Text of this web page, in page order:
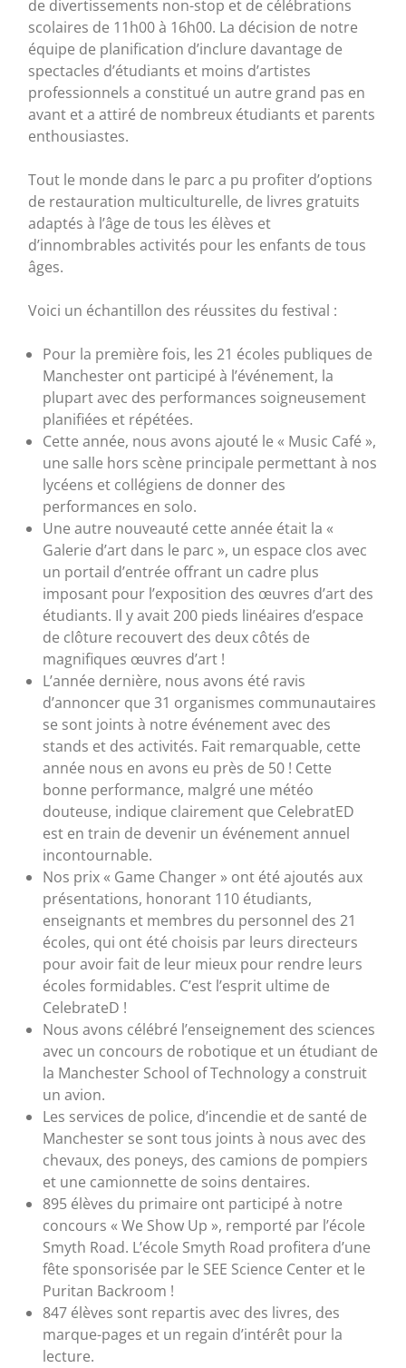
de divertissements non-stop et de célébrations
scolaires de 11h00 à 16h00. La décision de notre
équipe de planification d’inclure davantage de
spectacles d’étudiants et moins d’artistes
professionnels a constitué un autre grand pas en
avant et a attiré de nombreux étudiants et parents
enthousiastes.
Tout le monde dans le parc a pu profiter d’options
de restauration multiculturelle, de livres gratuits
adaptés à l’âge de tous les élèves et
d’innombrables activités pour les enfants de tous
âges.
Voici un échantillon des réussites du festival :
Pour la première fois, les 21 écoles publiques de
Manchester ont participé à l’événement, la
plupart avec des performances soigneusement
planifiées et répétées.
Cette année, nous avons ajouté le « Music Café »,
une salle hors scène principale permettant à nos
lycéens et collégiens de donner des
performances en solo.
Une autre nouveauté cette année était la «
Galerie d’art dans le parc », un espace clos avec
un portail d’entrée offrant un cadre plus
imposant pour l’exposition des œuvres d’art des
étudiants. Il y avait 200 pieds linéaires d’espace
de clôture recouvert des deux côtés de
magnifiques œuvres d’art !
L’année dernière, nous avons été ravis
d’annoncer que 31 organismes communautaires
se sont joints à notre événement avec des
stands et des activités. Fait remarquable, cette
année nous en avons eu près de 50 ! Cette
bonne performance, malgré une météo
douteuse, indique clairement que CelebratED
est en train de devenir un événement annuel
incontournable.
Nos prix « Game Changer » ont été ajoutés aux
présentations, honorant 110 étudiants,
enseignants et membres du personnel des 21
écoles, qui ont été choisis par leurs directeurs
pour avoir fait de leur mieux pour rendre leurs
écoles formidables. C’est l’esprit ultime de
CelebrateD !
Nous avons célébré l’enseignement des sciences
avec un concours de robotique et un étudiant de
la Manchester School of Technology a construit
un avion.
Les services de police, d’incendie et de santé de
Manchester se sont tous joints à nous avec des
chevaux, des poneys, des camions de pompiers
et une camionnette de soins dentaires.
895 élèves du primaire ont participé à notre
concours « We Show Up », remporté par l’école
Smyth Road. L’école Smyth Road profitera d’une
fête sponsorisée par le SEE Science Center et le
Puritan Backroom !
847 élèves sont repartis avec des livres, des
marque-pages et un regain d’intérêt pour la
lecture.